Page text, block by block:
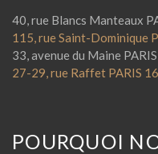
40, rue Blancs Manteaux
115, rue Saint-Dominique
33, avenue du Maine
27-29, rue Raffet PARIS 16
POURQUOI